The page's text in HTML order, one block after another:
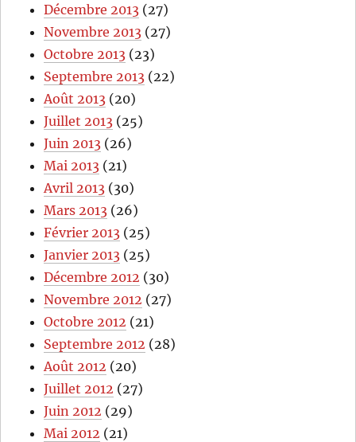
Décembre 2013 (27)
Novembre 2013 (27)
Octobre 2013 (23)
Septembre 2013 (22)
Août 2013 (20)
Juillet 2013 (25)
Juin 2013 (26)
Mai 2013 (21)
Avril 2013 (30)
Mars 2013 (26)
Février 2013 (25)
Janvier 2013 (25)
Décembre 2012 (30)
Novembre 2012 (27)
Octobre 2012 (21)
Septembre 2012 (28)
Août 2012 (20)
Juillet 2012 (27)
Juin 2012 (29)
Mai 2012 (21)